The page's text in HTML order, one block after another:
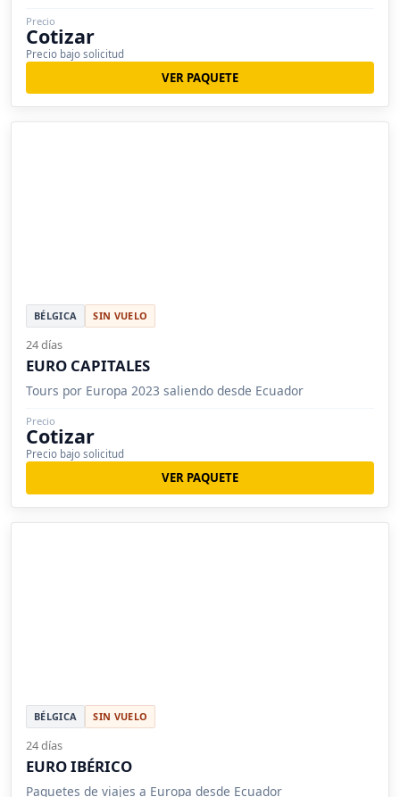
Precio
Cotizar
Precio bajo solicitud
VER PAQUETE
BÉLGICA SIN VUELO
24 días
EURO CAPITALES
Tours por Europa 2023 saliendo desde Ecuador
Precio
Cotizar
Precio bajo solicitud
VER PAQUETE
BÉLGICA SIN VUELO
24 días
EURO IBÉRICO
Paquetes de viajes a Europa desde Ecuador